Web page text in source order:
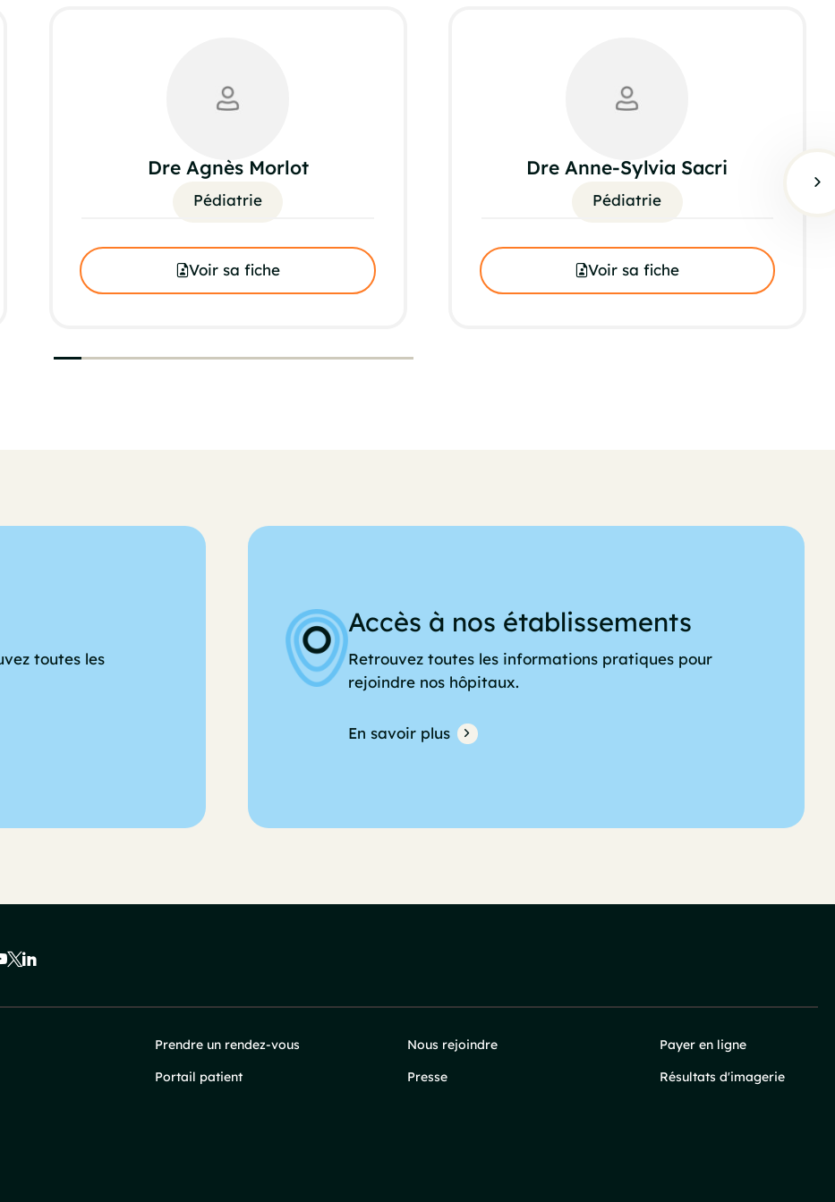
Dre Agnès Morlot
Pédiatrie
Voir sa fiche
Dre Anne-Sylvia Sacri
Pédiatrie
Voir sa fiche
toutes les
Accès à nos établissements
Retrouvez toutes les informations pratiques pour
rejoindre nos hôpitaux.
En savoir plus
Prendre un rendez-vous
Portail patient
Nous rejoindre
Presse
Payer en ligne
Résultats d'imagerie